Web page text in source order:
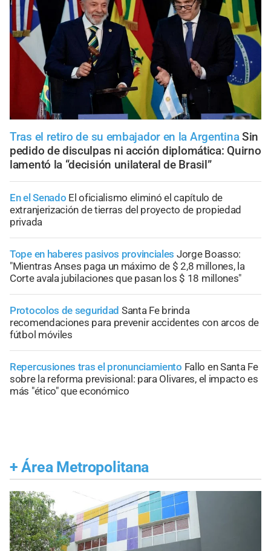
Tras el retiro de su embajador en la Argentina Sin
pedido de disculpas ni acción diplomática: Quirno
lamentó la “decisión unilateral de Brasil”
En el Senado El oficialismo eliminó el capítulo de
extranjerización de tierras del proyecto de propiedad
privada
Tope en haberes pasivos provinciales Jorge Boasso:
"Mientras Anses paga un máximo de $ 2,8 millones, la
Corte avala jubilaciones que pasan los $ 18 millones"
Protocolos de seguridad Santa Fe brinda
recomendaciones para prevenir accidentes con arcos de
fútbol móviles
Repercusiones tras el pronunciamiento Fallo en Santa Fe
sobre la reforma previsional: para Olivares, el impacto es
más "ético" que económico
+ Área Metropolitana